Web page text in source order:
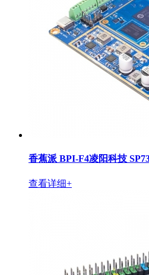
香蕉派 BPI-F4凌阳科技
查看详细+